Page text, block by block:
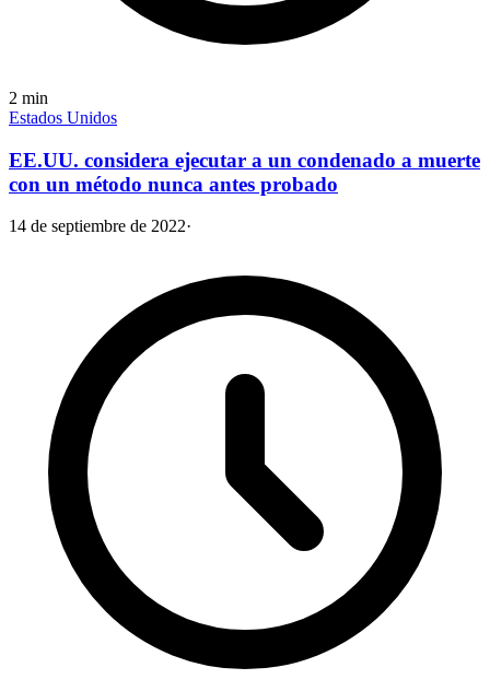
2 min
Estados Unidos
EE.UU. considera ejecutar a un condenado a muerte
con un método nunca antes probado
14 de septiembre de 2022·